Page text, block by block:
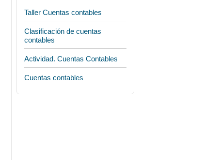
Taller Cuentas contables
Clasificación de cuentas
contables
Actividad. Cuentas Contables
Cuentas contables